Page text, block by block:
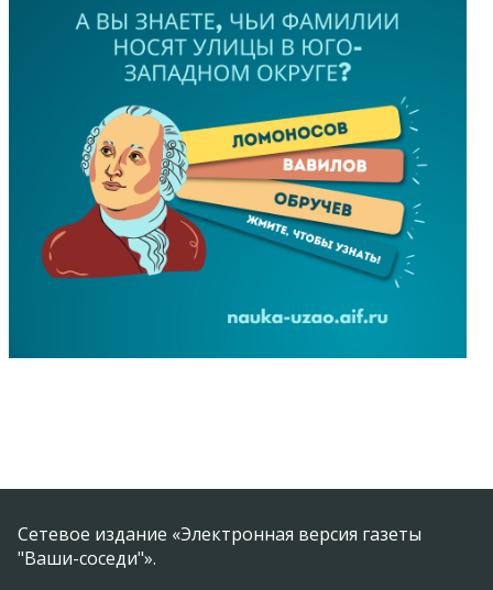
Сетевое издание «Электронная версия газеты
"Ваши-соседи"».